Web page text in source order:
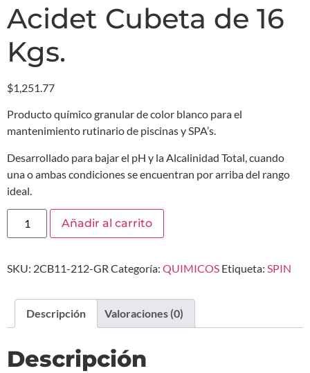
Acidet Cubeta de 16
Kgs.
$1,251.77
Producto químico granular de color blanco para el
mantenimiento rutinario de piscinas y SPA’s.
Desarrollado para bajar el pH y la Alcalinidad Total, cuando
una o ambas condiciones se encuentran por arriba del rango
ideal.
Añadir al carrito
SKU: 2CB11-212-GR Categoría: QUIMICOS Etiqueta: SPIN
Descripción Valoraciones (0)
Descripción